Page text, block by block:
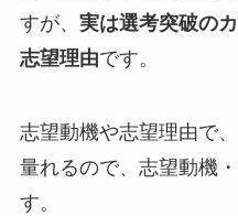
すが、 実は選考突破の
志望理由です。
志望動機や志望理由で
量れるので、志望動機
す。